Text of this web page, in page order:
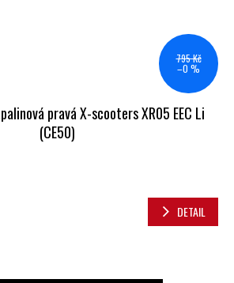
795 Kč
–0 %
pravá X-scooters XR05 EEC Li
(CE50)
DETAIL